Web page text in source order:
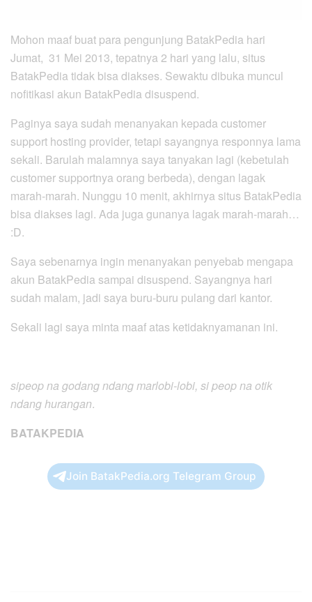
Mohon maaf buat para pengunjung BatakPedia hari
Jumat, 31 Mei 2013, tepatnya 2 hari yang lalu, situs
BatakPedia tidak bisa diakses. Sewaktu dibuka muncul
nofitikasi akun BatakPedia disuspend.
Paginya saya sudah menanyakan kepada customer
support hosting provider, tetapi sayangnya responnya lama
sekali. Barulah malamnya saya tanyakan lagi (kebetulah
customer supportnya orang berbeda), dengan lagak
marah-marah. Nunggu 10 menit, akhirnya situs BatakPedia
bisa diakses lagi. Ada juga gunanya lagak marah-marah…
:D.
Saya sebenarnya ingin menanyakan penyebab mengapa
akun BatakPedia sampai disuspend. Sayangnya hari
sudah malam, jadi saya buru-buru pulang dari kantor.
Sekali lagi saya minta maaf atas ketidaknyamanan ini.
sipeop na godang ndang marlobi-lobi, si peop na otik
ndang hurangan.
BATAKPEDIA
Join BatakPedia.org Telegram Group